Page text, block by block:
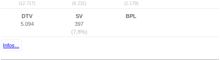
(12.717) (6.231) (1.179)
DTV
5.094
SV
397
(7,8%)
BPL
Infos...